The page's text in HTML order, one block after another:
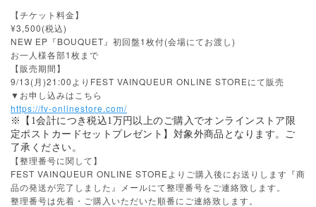
【チケット料金】
¥3,500(税込)
NEW EP『BOUQUET』初回盤1枚付(会場にてお渡し)
お一人様各部1枚まで
【販売期間】
9/13(月)21:00よりFEST VAINQUEUR ONLINE STOREにて販売
▼お申し込みはこちら
https://fv-onlinestore.com/
※【1会計につき税込1万円以上のご購入でオンラインストア限
定ポストカードセットプレゼント】対象外商品となります。ご
了承ください。
【整理番号に関して】
FEST VAINQUEUR ONLINE STOREよりご購入後にお送りします『商
品の発送が完了しました』メールにて整理番号をご連絡致します。
整理番号は先着・ご購入いただいた順番にご連絡致します。